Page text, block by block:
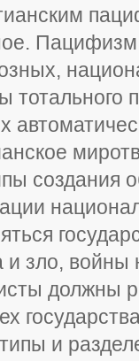
Пацифизм
тотального
создания
и зло, войны
должны
и